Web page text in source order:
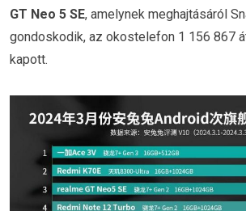
GT Neo 5 SE, amelynek meghajtásáról
gondoskodik, az okostelefon 1 156 867
kapott.